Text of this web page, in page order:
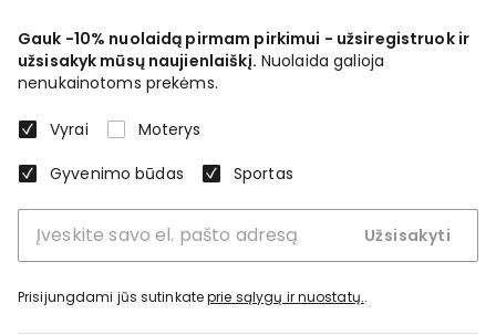
Gauk -10% nuolaidą pirmam pirkimui - užsiregistruok ir
užsisakyk mūsų naujienlaiškį. Nuolaida galioja
nenukainotoms prekėms.
Vyrai
Moterys
Gyvenimo būdas
Sportas
Užsisakyti
Prisijungdami jūs sutinkateprie sąlygų ir nuostatų..